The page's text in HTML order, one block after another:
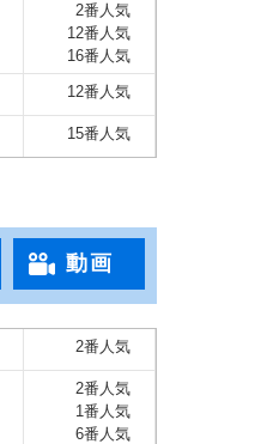
2番人気
12番人気
16番人気
12番人気
15番人気
動画
2番人気
2番人気
1番人気
6番人気